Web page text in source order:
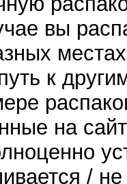
вы
к
на
/